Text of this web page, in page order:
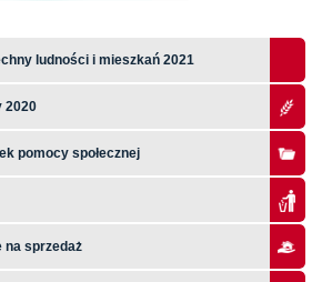
ludności i mieszkań 2021
2020
pomocy społecznej
na sprzedaż